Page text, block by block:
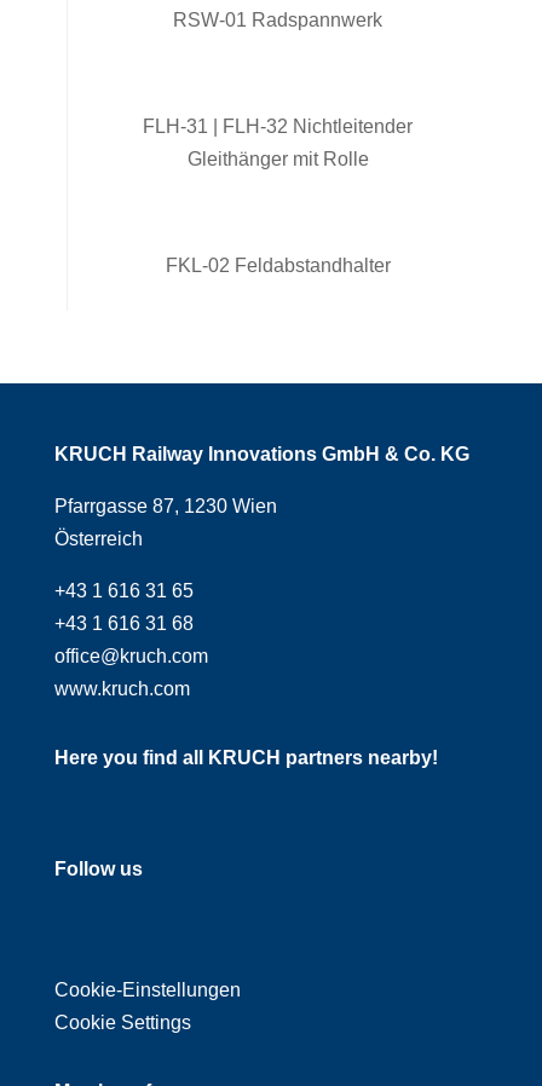
RSW-01 Radspannwerk
FLH-31 | FLH-32 Nichtleitender
Gleithänger mit Rolle
FKL-02 Feldabstandhalter
KRUCH Railway Innovations GmbH & Co. KG
Pfarrgasse 87, 1230 Wien
Österreich
+43 1 616 31 65
+43 1 616 31 68
office@kruch.com
www.kruch.com
Here you find all KRUCH partners nearby!
Follow us
Cookie-Einstellungen
Cookie Settings